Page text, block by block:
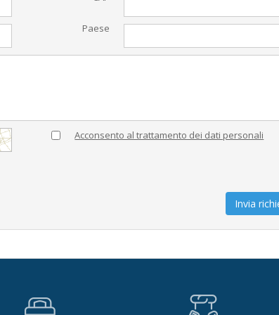
Paese
Acconsento al trattamento dei dati personali
Invia